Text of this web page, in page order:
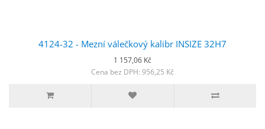
4124-32 - Mezní válečkový kalibr INSIZE 32H7
1 157,06 Kč
Cena bez DPH: 956,25 Kč